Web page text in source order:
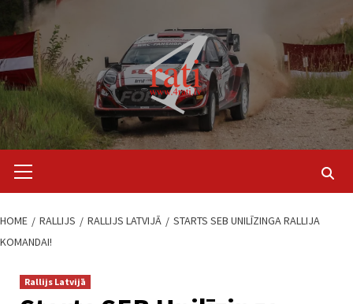
content
Menu
HOME RALLIJS RALLIJS LATVIJĀ
STARTS SEB UNILĪZINGA RALLIJA
KOMANDAI!
Rallijs Latvijā